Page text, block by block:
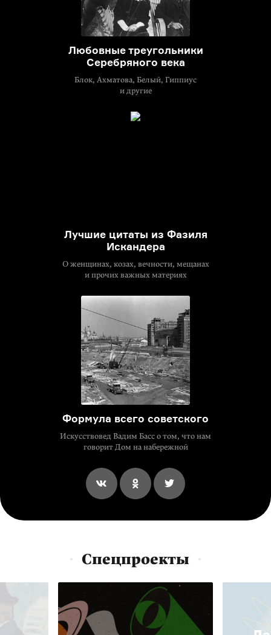
Любовные треугольники
Серебряного века
Блок, Ахматова, Белый, Гиппиус
и другие
Лучшие цитаты из Фазиля
Искандера
О женщинах, козах, вечности, мещанах
и прочих важных материях
Формула всего советского
Искусствовед Вадим Басс о том, что нам
говорит Дом на набережной
Спецпроекты